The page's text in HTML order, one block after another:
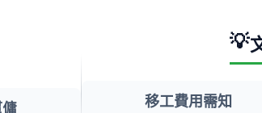
💡
移工費用需知